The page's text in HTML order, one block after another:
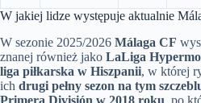
W jakiej lidze występuje aktualnie
W sezonie 2025/2026 Málaga CF
znanej również jako LaLiga
liga piłkarska w Hiszpanii, w której
ich drugi pełny sezon na tym
Primera División w 2018 roku , po